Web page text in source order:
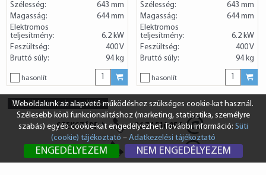
SZEKSZÁRD +36 74 510 054
info@vendi.hu
BUDAPEST +36 1 431 8687
Szélesség:
643 mm
Magasság:
644 mm
Elektromos
teljesítmény:
6.2 kW
Feszültség:
400 V
Bruttó súly:
94 kg
hasonlít
Szélesség:
643 mm
Magasság:
644 mm
Elektromos
teljesítmény:
6.2 kW
Feszültség:
400 V
Bruttó súly:
94 kg
hasonlít
Termékek összehasonlítása
Weboldalunk az alapvető működéshez szükséges cookie-kat használ.
Szélesebb körű funkcionalitáshoz (marketing, statisztika, személyre
szabás) egyéb cookie-kat engedélyezhet. További információ: Süti
(cookie) tájékoztató – Adatkezelési tájékoztató
ENGEDÉLYEZEM NEM ENGEDÉLYEZEM